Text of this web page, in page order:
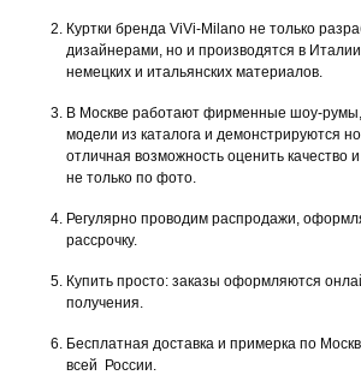
Куртки бренда ViVi-Milano не только
дизайнерами, но и производятся в Италии
немецких и итальянских материалов.
В Москве работают фирменные шоу-румы,
модели из каталога и демонстрируются
отличная возможность оценить качество
не только по фото.
Регулярно проводим распродажи,
рассрочку.
Купить просто: заказы оформляются
получения.
Бесплатная доставка и примерка по
всей России.